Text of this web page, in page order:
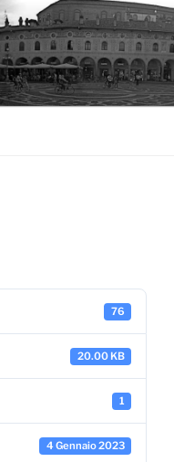
di Vigevano
76
20.00 KB
1
4 Gennaio 2023